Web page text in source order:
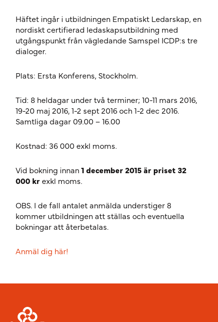
Häftet ingår i utbildningen Empatiskt Ledarskap, en
nordiskt certifierad ledaskapsutbildning med
utgångspunkt från vägledande Samspel ICDP:s tre
dialoger.
Plats: Ersta Konferens, Stockholm.
Tid: 8 heldagar under två terminer; 10-11 mars 2016,
19-20 maj 2016, 1-2 sept 2016 och 1-2 dec 2016.
Samtliga dagar 09.00 – 16.00
Kostnad: 36 000 exkl moms.
Vid bokning innan1 december 2015 är priset 32
000 krexkl moms.
OBS. I de fall antalet anmälda understiger 8
kommer utbildningen att ställas och eventuella
bokningar att återbetalas.
Anmäl dig här!
Sidfot